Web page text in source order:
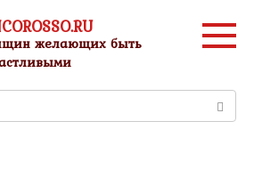
желающих быть